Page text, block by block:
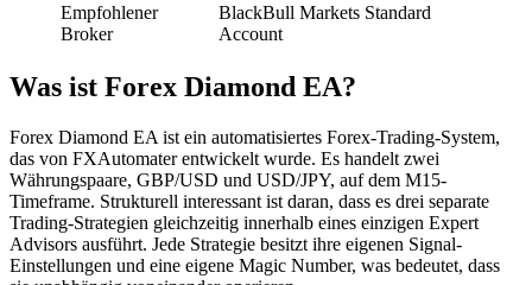
Empfohlener
Broker
BlackBull Markets Standard
Account
Was ist Forex Diamond EA?
Forex Diamond EA ist ein automatisiertes Forex-Trading-System,
das von FXAutomater entwickelt wurde. Es handelt zwei
Währungspaare, GBP/USD und USD/JPY, auf dem M15-
Timeframe. Strukturell interessant ist daran, dass es drei separate
Trading-Strategien gleichzeitig innerhalb eines einzigen Expert
Advisors ausführt. Jede Strategie besitzt ihre eigenen Signal-
Einstellungen und eine eigene Magic Number, was bedeutet, dass